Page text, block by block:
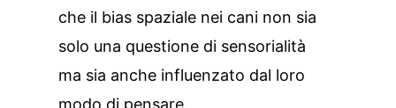
che il bias spaziale nei cani non sia
solo una questione di sensorialità
ma sia anche influenzato dal loro
modo di pensare.